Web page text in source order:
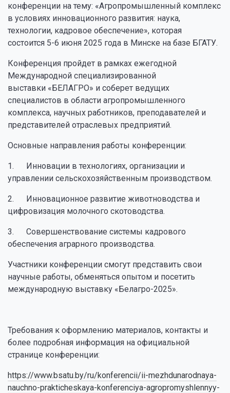
конференции на тему: «Агропромышленный комплекс
в условиях инновационного развития: наука,
технологии, кадровое обеспечение», которая
состоится 5-6 июня 2025 года в Минске на базе БГАТУ.
Конференция пройдет в рамках ежегодной
Международной специализированной
выставки «БЕЛАГРО» и соберет ведущих
специалистов в области агропромышленного
комплекса, научных работников, преподавателей и
представителей отраслевых предприятий.
Основные направления работы конференции:
1. Инновации в технологиях, организации и
управлении сельскохозяйственным производством.
2. Инновационное развитие животноводства и
цифровизация молочного скотоводства.
3. Совершенствование системы кадрового
обеспечения аграрного производства.
Участники конференции смогут представить свои
научные работы, обменяться опытом и посетить
международную выставку «Белагро-2025».
Требования к оформлению материалов, контакты и
более подробная информация на официальной
странице конференции:
https://www.bsatu.by/ru/konferencii/ii-mezhdunarodnaya-
nauchno-prakticheskaya-konferenciya-agropromyshlennyy-